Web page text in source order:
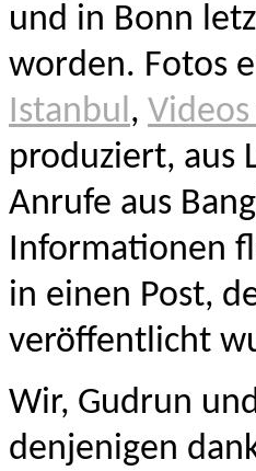
und in Bonn
worden. Fotos
Istanbul,
produziert, aus
Anrufe aus
Informationen
in einen Post,
veröffentlicht
Wir, Gudrun
denjenigen